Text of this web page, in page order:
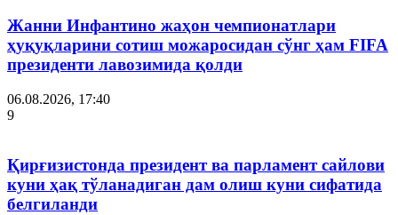
Жанни Инфантино жаҳон чемпионатлари
ҳуқуқларини сотиш можаросидан сўнг ҳам FIFA
президенти лавозимида қолди
06.08.2026, 17:40
9
Қирғизистонда президент ва парламент сайлови
куни ҳақ тўланадиган дам олиш куни сифатида
белгиланди